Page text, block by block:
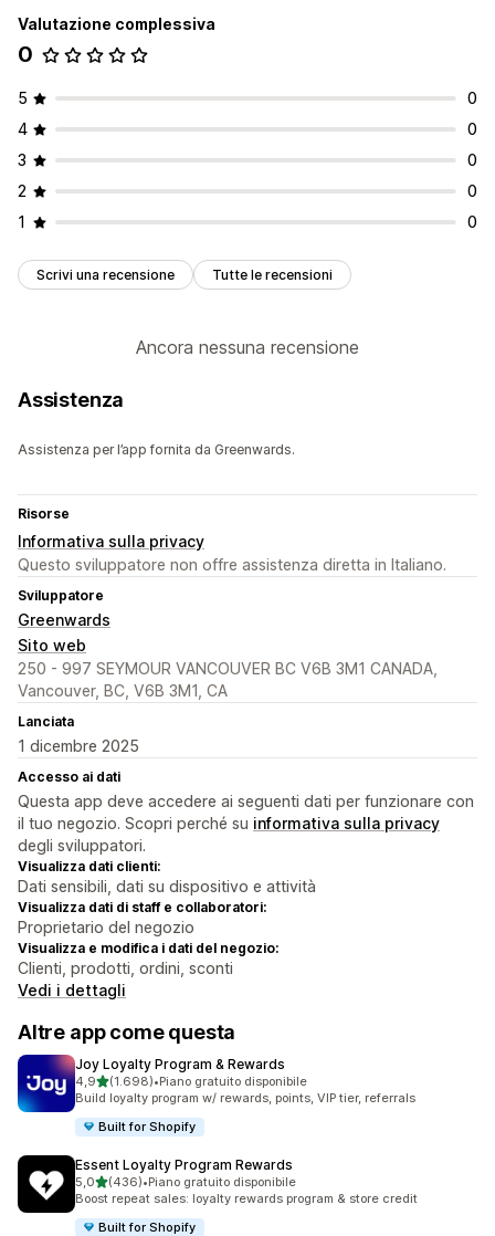
Campagne Analisi
Valutazione complessiva
0
5
0
4
0
3
0
2
0
1
0
Scrivi una recensione Tutte le recensioni
Ancora nessuna recensione
Assistenza
Assistenza per l’app fornita da Greenwards.
Risorse
Informativa sulla privacy
Questo sviluppatore non offre assistenza diretta in Italiano.
Sviluppatore
Greenwards
Sito web
250 - 997 SEYMOUR VANCOUVER BC V6B 3M1 CANADA,
Vancouver, BC, V6B 3M1, CA
Lanciata
1 dicembre 2025
Accesso ai dati
Questa app deve accedere ai seguenti dati per funzionare con
il tuo negozio. Scopri perché su informativa sulla privacy
degli sviluppatori.
Visualizza dati clienti:
Dati sensibili, dati su dispositivo e attività
Visualizza dati di staff e collaboratori:
Proprietario del negozio
Visualizza e modifica i dati del negozio:
Clienti, prodotti, ordini, sconti
Vedi i dettagli
Altre app come questa
Joy Loyalty Program & Rewards
4,9stelle su 5
(1.698)
1698 recensioni totali
•Piano gratuito disponibile
Build loyalty program w/ rewards, points, VIP tier, referrals
Built for Shopify
Essent Loyalty Program Rewards
5,0stelle su 5
(436)
436 recensioni totali
•Piano gratuito disponibile
Boost repeat sales: loyalty rewards program & store credit
Built for Shopify